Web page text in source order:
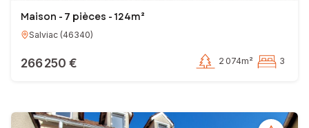
Maison - 7 pièces - 124m²
Salviac (46340)
266 250 € 2 074m² 3